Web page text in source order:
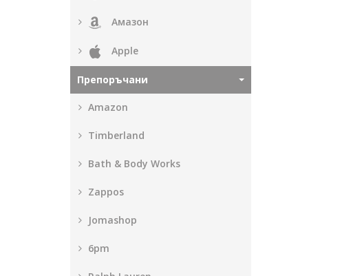
Амазон
Apple
Препоръчани
Amazon
Timberland
Bath & Body Works
Zappos
Jomashop
6pm